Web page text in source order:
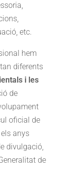
etc.
hem
diferents
i les
de
oficial de
anys
divulgació,
de